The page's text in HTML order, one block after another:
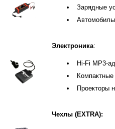
Зарядные
Электроника:
Hi-Fi MP3-
Проекторы
Чехлы (EXTRA):